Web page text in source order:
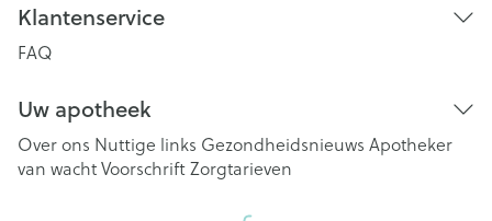
Klantenservice
FAQ
Uw apotheek
Over ons Nuttige links Gezondheidsnieuws Apotheker
van wachtVoorschriftZorgtarieven